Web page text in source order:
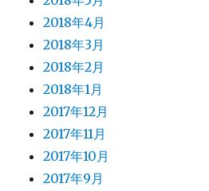
2018年4月
2018年3月
2018年2月
2018年1月
2017年12月
2017年11月
2017年10月
2017年9月